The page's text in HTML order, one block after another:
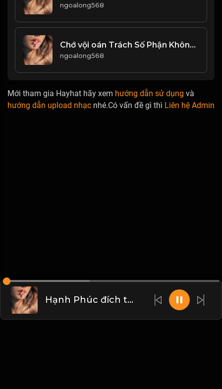
ngoalong568
Chớ vội oán Trách Số Phận Không Công Bằng, cũng đừng oán trách cơ hội quá xa vời...! & Đạo
ngoalong568
Mới tham gia Hayhat hãy xem hướng dẫn sử dụng và
hướng dẫn upload nhạc nhé.Có vấn đề gì thì Liên hệ Admin
Hạnh Phúc đích thực nằm ở đâu! & Đạo